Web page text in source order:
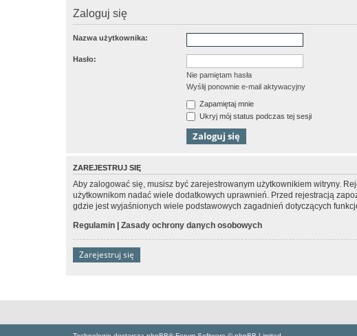
Zaloguj się
Nazwa użytkownika:
Hasło:
Nie pamiętam hasła
Wyślij ponownie e-mail aktywacyjny
Zapamiętaj mnie
Ukryj mój status podczas tej sesji
ZAREJESTRUJ SIĘ
Aby zalogować się, musisz być zarejestrowanym użytkownikiem witryny.
użytkownikom nadać wiele dodatkowych uprawnień. Przed rejestracją
gdzie jest wyjaśnionych wiele podstawowych zagadnień dotyczących
Regulamin | Zasady ochrony danych osobowych
Zarejestruj się